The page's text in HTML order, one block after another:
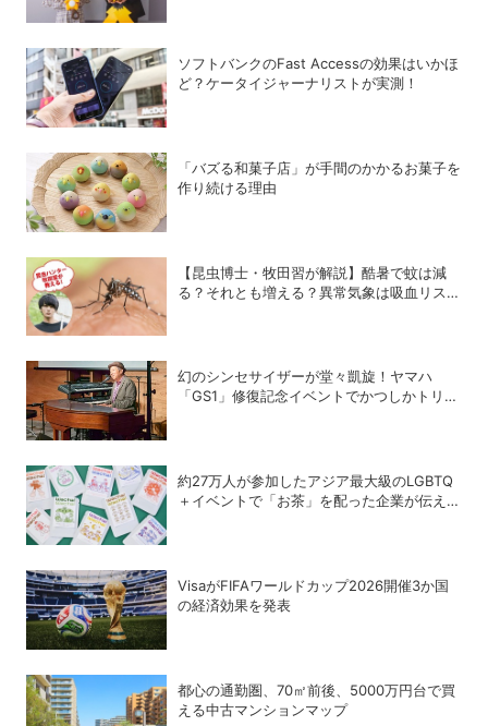
ソフトバンクのFast Accessの効果はいかほ
ど？ケータイジャーナリストが実測！
「バズる和菓子店」が手間のかかるお菓子を
作り続ける理由
【昆虫博士・牧田習が解説】酷暑で蚊は減
る？それとも増える？異常気象は吸血リスク
幻のシンセサイザーが堂々凱旋！ヤマハ
「GS1」修復記念イベントでかつしかトリオ
約27万人が参加したアジア最大級のLGBTQ
＋イベントで「お茶」を配った企業が伝えた
VisaがFIFAワールドカップ2026開催3か国
の経済効果を発表
都心の通勤圏、70㎡前後、5000万円台で買
える中古マンションマップ